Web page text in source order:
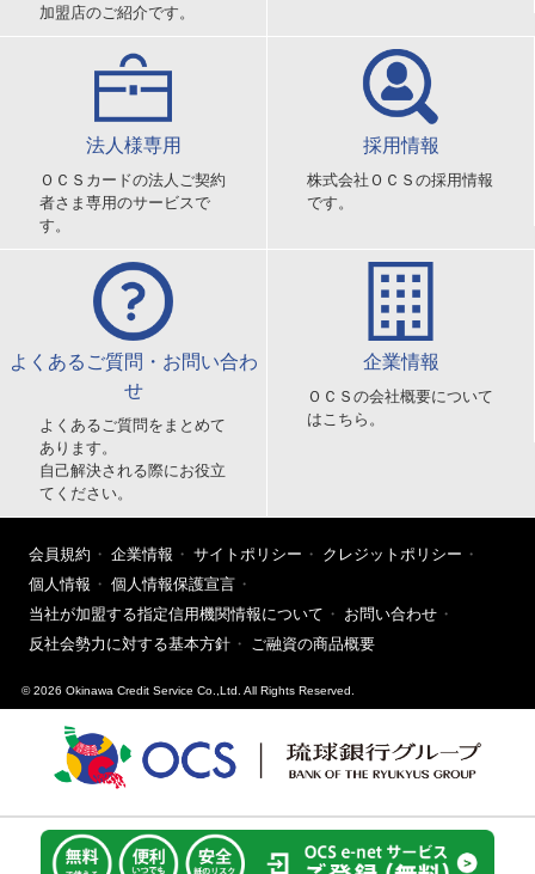
加盟店のご紹介です。
法人様専用
ＯＣＳカードの法人ご契約
者さま専用のサービスで
す。
採用情報
株式会社ＯＣＳの採用情報
です。
よくあるご質問・お問い合わ
せ
よくあるご質問をまとめて
あります。
自己解決される際にお役立
てください。
企業情報
ＯＣＳの会社概要について
はこちら。
会員規約 企業情報 サイトポリシー
クレジットポリシー
個人情報
個人情報保護宣言
当社が加盟する指定信用機関情報について
お問い合わせ
反社会勢力に対する基本方針
ご融資の商品概要
© 2026 Okinawa Credit Service Co.,Ltd. All Rights Reserved.